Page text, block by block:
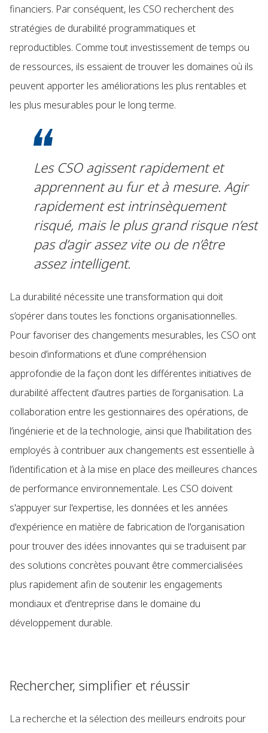
financiers. Par conséquent, les CSO recherchent des
stratégies de durabilité programmatiques et
reproductibles. Comme tout investissement de temps ou
de ressources, ils essaient de trouver les domaines où ils
peuvent apporter les améliorations les plus rentables et
les plus mesurables pour le long terme.
Les CSO agissent rapidement et
apprennent au fur et à mesure. Agir
rapidement est intrinsèquement
risqué, mais le plus grand risque n’est
pas d’agir assez vite ou de n’être
assez intelligent.
La durabilité nécessite une transformation qui doit
s’opérer dans toutes les fonctions organisationnelles.
Pour favoriser des changements mesurables, les CSO ont
besoin d’informations et d’une compréhension
approfondie de la façon dont les différentes initiatives de
durabilité affectent d’autres parties de l’organisation. La
collaboration entre les gestionnaires des opérations, de
l’ingénierie et de la technologie, ainsi que l’habilitation des
employés à contribuer aux changements est essentielle à
l’identification et à la mise en place des meilleures chances
de performance environnementale. Les CSO doivent
s'appuyer sur l'expertise, les données et les années
d'expérience en matière de fabrication de l'organisation
pour trouver des idées innovantes qui se traduisent par
des solutions concrètes pouvant être commercialisées
plus rapidement afin de soutenir les engagements
mondiaux et d'entreprise dans le domaine du
développement durable.
Rechercher, simplifier et réussir
La recherche et la sélection des meilleurs endroits pour